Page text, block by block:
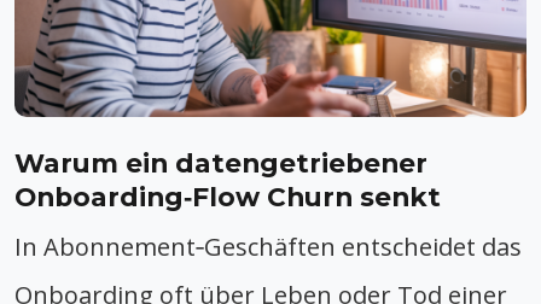
Warum ein datengetriebener
Onboarding‑Flow Churn senkt
In Abonnement‑Geschäften entscheidet das
Onboarding oft über Leben oder Tod einer